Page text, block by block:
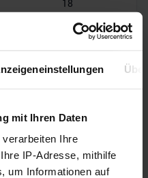
mit Ihren Daten
verarbeiten Ihre
IP-Adresse, mithilfe
um Informationen auf
18
Gbps
1x HDMI